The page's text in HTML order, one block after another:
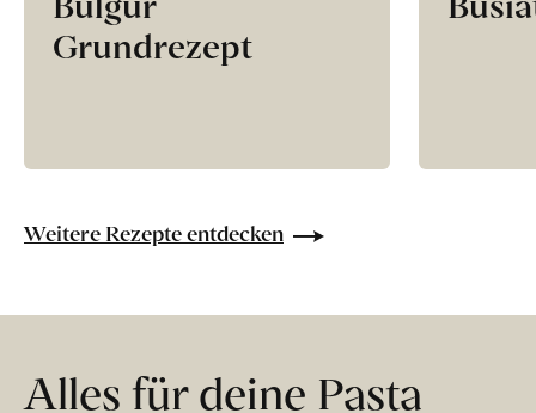
Grundrezept
Weitere Rezepte entdecken
Alles für deine Pasta